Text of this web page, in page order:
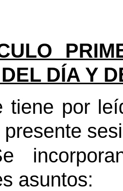
DÍA Y
tiene por
asuntos: